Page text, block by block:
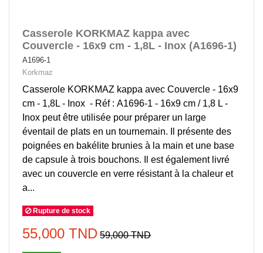
Casserole KORKMAZ kappa avec
Couvercle - 16x9 cm - 1,8L - Inox (A1696-1)
A1696-1
Korkmaz
Casserole KORKMAZ kappa avec Couvercle - 16x9
cm - 1,8L - Inox - Réf : A1696-1 - 16x9 cm / 1,8 L -
Inox peut être utilisée pour préparer un large
éventail de plats en un tournemain. Il présente des
poignées en bakélite brunies à la main et une base
de capsule à trois bouchons. Il est également livré
avec un couvercle en verre résistant à la chaleur et
a...
Rupture de stock
55,000 TND 59,000 TND